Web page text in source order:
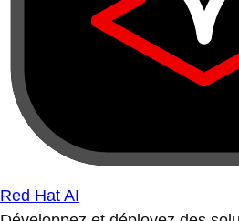
Red Hat AI